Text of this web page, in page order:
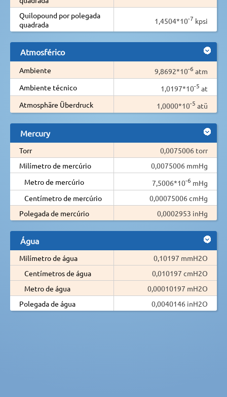
Quilopound por polegada
quadrada
1,4504*10-7 kpsi
Atmosférico
Ambiente 9,8692*10-6 atm
Ambiente técnico
1,0197*10-5 at
Atmosphäre Überdruck
1,0000*10-5 atü
Mercury
Torr
0,0075006 torr
Milímetro de mercúrio
0,0075006 mmHg
Metro de mercúrio
7,5006*10-6 mHg
Centímetro de mercúrio
0,00075006 cmHg
Polegada de mercúrio
0,0002953 inHg
Água
Milímetro de água
0,10197 mmH2O
Centímetros de água
0,010197 cmH2O
Metro de água
0,00010197 mH2O
Polegada de água
0,0040146 inH2O